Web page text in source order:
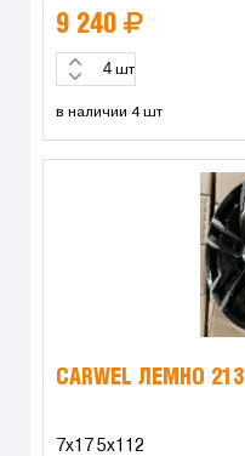
9 240
шт
в наличии 4 шт
CARWEL ЛЕМНО 213
7x17 5x112